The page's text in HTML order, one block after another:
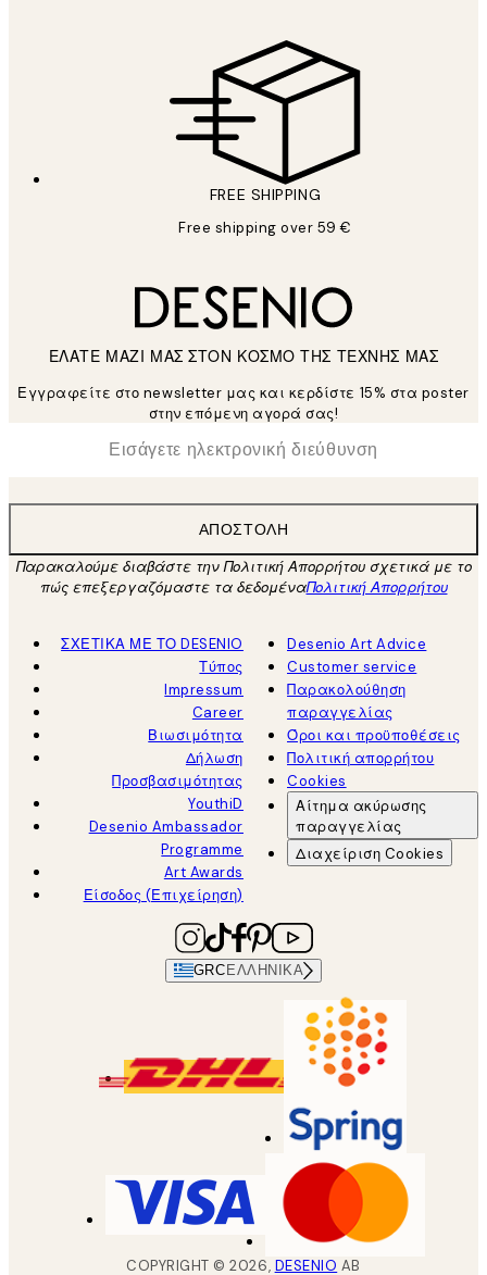
FREE SHIPPING
Free shipping over 59 €
ΕΛΑΤΕ ΜΑΖΙ ΜΑΣ ΣΤΟΝ ΚΟΣΜΟ ΤΗΣ ΤΕΧΝΗΣ ΜΑΣ
Εγγραφείτε στο newsletter μας και κερδίστε 15% στα poster
στην επόμενη αγορά σας!
Ηλεκτρονική Διεύθυνση
ΑΠΟΣΤΟΛΉ
Παρακαλούμε διαβάστε την Πολιτική Απορρήτου σχετικά με το
πώς επεξεργαζόμαστε τα δεδομέναΠολιτική Απορρήτου
ΣΧΕΤΙΚΑ ΜΕ ΤΟ DESENIO
Τύπος
Impressum
Career
Βιωσιμότητα
Δήλωση
Προσβασιμότητας
YouthiD
Desenio Ambassador
Programme
Art Awards
Είσοδος (Επιχείρηση)
Desenio Art Advice
Customer service
Παρακολούθηση
παραγγελίας
Όροι και προϋποθέσεις
Πολιτική απορρήτου
Cookies
Αίτημα ακύρωσης
παραγγελίας
Διαχείριση Cookies
GRC ΕΛΛΗΝΙΚΆ
COPYRIGHT ©2026, DESENIO AB